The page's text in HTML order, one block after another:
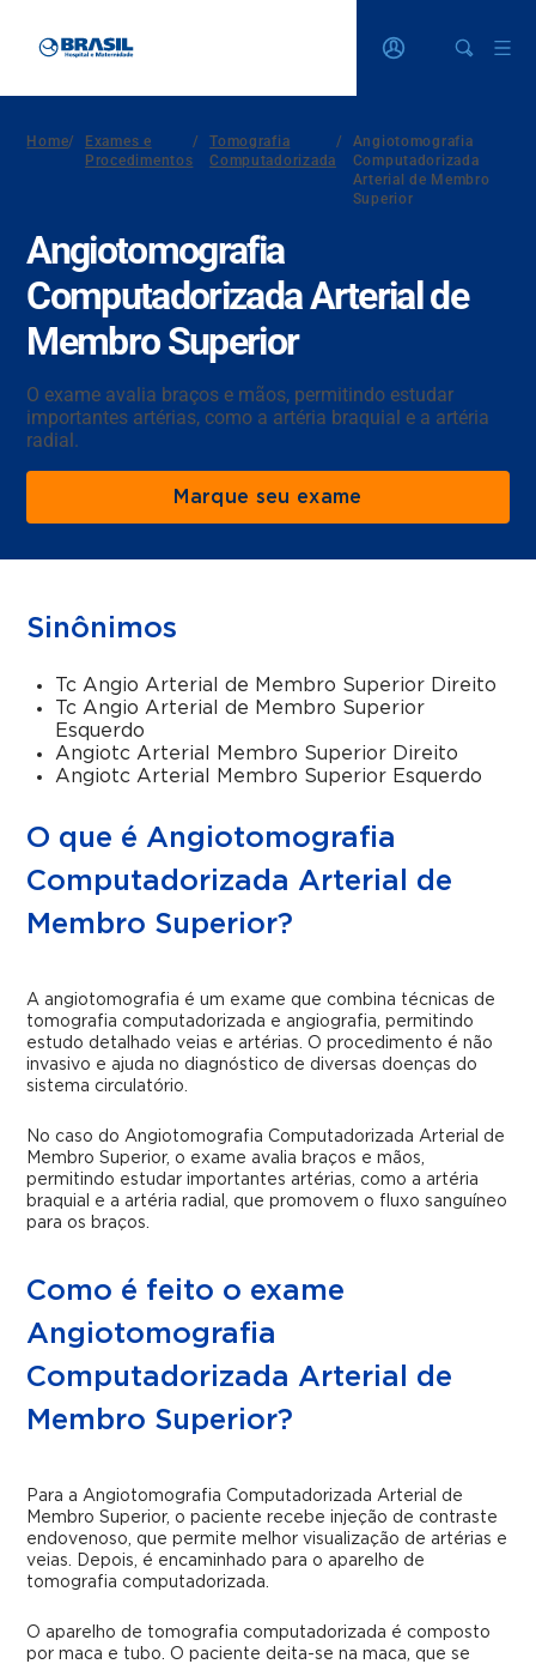
Home/
Exames e
Procedimentos
/
Tomografia
Computadorizada
/
Angiotomografia
Computadorizada
Arterial de Membro
Superior
Angiotomografia
Computadorizada Arterial de
Membro Superior
O exame avalia braços e mãos, permitindo estudar
importantes artérias, como a artéria braquial e a artéria
radial.
Marque seu exame
Sinônimos
Tc Angio Arterial de Membro Superior Direito
Tc Angio Arterial de Membro Superior
Esquerdo
Angiotc Arterial Membro Superior Direito
Angiotc Arterial Membro Superior Esquerdo
O que é Angiotomografia
Computadorizada Arterial de
Membro Superior?
A angiotomografia é um exame que combina técnicas de
tomografia computadorizada e angiografia, permitindo
estudo detalhado veias e artérias. O procedimento é não
invasivo e ajuda no diagnóstico de diversas doenças do
sistema circulatório.
No caso doAngiotomografia Computadorizada Arterial de
Membro Superior, o exame avalia braços e mãos,
permitindo estudar importantes artérias, como a artéria
braquial e a artéria radial, que promovem o fluxo sanguíneo
para os braços.
Como é feito o exame
Angiotomografia
Computadorizada Arterial de
Membro Superior?
Para aAngiotomografia Computadorizada Arterial de
Membro Superior, o paciente recebe injeção de contraste
endovenoso, que permite melhor visualização de artérias e
veias. Depois, é encaminhado para o aparelho de
tomografia computadorizada.
O aparelho de tomografia computadorizada é composto
por maca e tubo. O paciente deita-se na maca, que se